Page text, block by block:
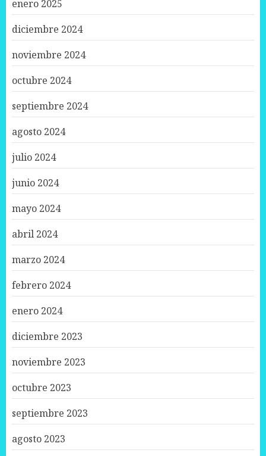
enero 2025
diciembre 2024
noviembre 2024
octubre 2024
septiembre 2024
agosto 2024
julio 2024
junio 2024
mayo 2024
abril 2024
marzo 2024
febrero 2024
enero 2024
diciembre 2023
noviembre 2023
octubre 2023
septiembre 2023
agosto 2023